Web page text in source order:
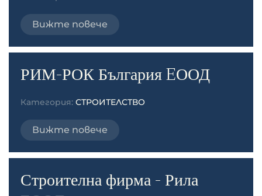
Вижте повече
РИМ-РОК България EООД
Категория: СТРОИТЕЛСТВО
Вижте повече
Строителна фирма - Рила